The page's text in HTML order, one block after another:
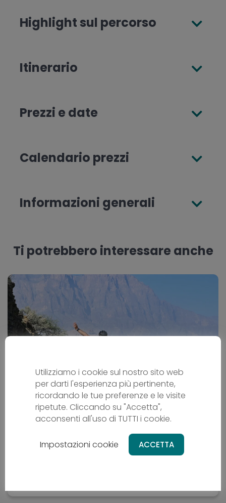
Highlight sul percorso
Itinerario
Prezzi e date
Calendario prezzi
Informazioni generali
Ti potrebbero interessare anche
L´Oman in bicicletta
OM - Oman
Utilizziamo i cookie sul nostro sito web
per darti l'esperienza più pertinente,
ricordando le tue preferenze e le visite
ripetute. Cliccando su "Accetta",
acconsenti all'uso di TUTTI i cookie.
Impostazioni cookie ACCETTA